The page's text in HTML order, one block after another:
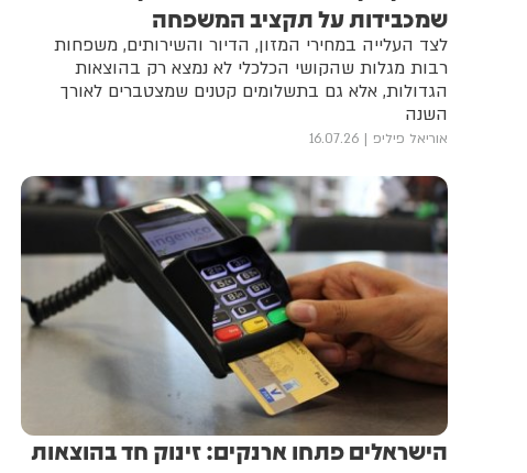
שמכבידות על תקציב המשפחה
לצד העלייה במחירי המזון, הדיור והשירותים, משפחות
רבות מגלות שהקושי הכלכלי לא נמצא רק בהוצאות
הגדולות, אלא גם בתשלומים קטנים שמצטברים לאורך
השנה
אוריאל פיליפ 16.07.26
הישראלים פתחו ארנקים: זינוק חד בהוצאות